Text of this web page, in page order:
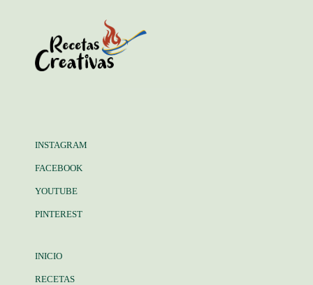
INSTAGRAM
FACEBOOK
YOUTUBE
PINTEREST
INICIO
RECETAS